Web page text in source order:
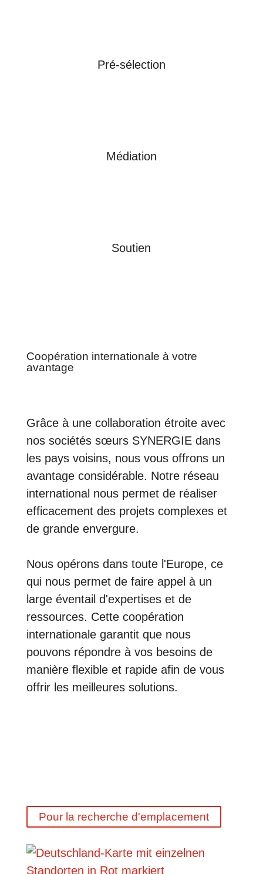
Pré-sélection
Médiation
Soutien
Coopération internationale à votre
avantage
Grâce à une collaboration étroite avec
nos sociétés sœurs SYNERGIE dans
les pays voisins, nous vous offrons un
avantage considérable. Notre réseau
international nous permet de réaliser
efficacement des projets complexes et
de grande envergure.
Nous opérons dans toute l'Europe, ce
qui nous permet de faire appel à un
large éventail d'expertises et de
ressources. Cette coopération
internationale garantit que nous
pouvons répondre à vos besoins de
manière flexible et rapide afin de vous
offrir les meilleures solutions.
Pour la recherche d'emplacement